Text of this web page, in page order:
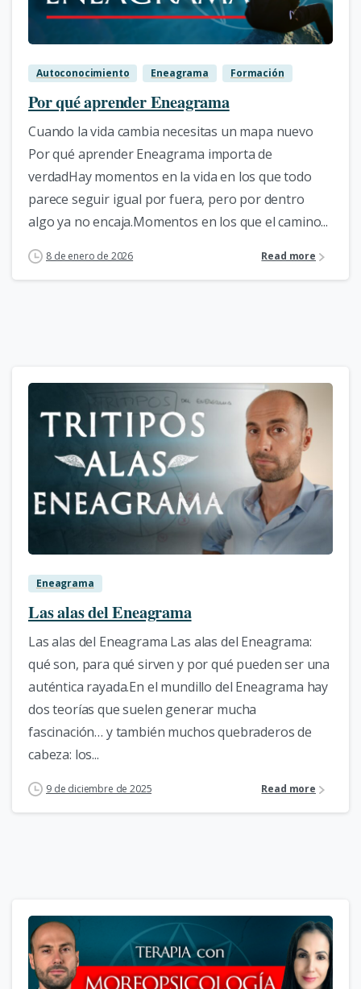
1
Autoconocimiento Eneagrama Formación
Por qué aprender Eneagrama
Cuando la vida cambia necesitas un mapa nuevo
Por qué aprender Eneagrama importa de
verdadHay momentos en la vida en los que todo
parece seguir igual por fuera, pero por dentro
algo ya no encaja.Momentos en los que el camino...
8 de enero de 2026 Read more
Eneagrama
Las alas del Eneagrama
Las alas del Eneagrama Las alas del Eneagrama:
qué son, para qué sirven y por qué pueden ser una
auténtica rayada.En el mundillo del Eneagrama hay
dos teorías que suelen generar mucha
fascinación… y también muchos quebraderos de
cabeza: los...
9 de diciembre de 2025 Read more